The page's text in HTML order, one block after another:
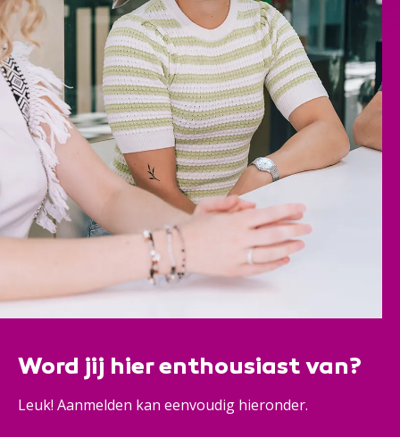
Word jij hier enthousiast van?
Leuk! Aanmelden kan eenvoudig hieronder.